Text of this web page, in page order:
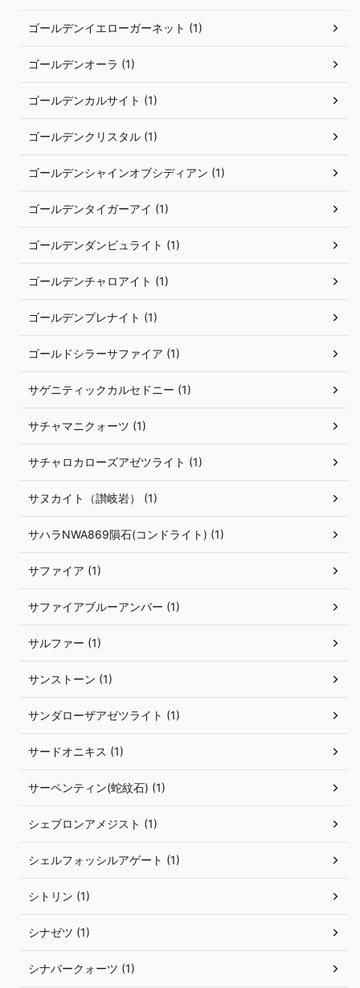
ゴールデンイエローガーネット (1)
ゴールデンオーラ (1)
ゴールデンカルサイト (1)
ゴールデンクリスタル (1)
ゴールデンシャインオブシディアン (1)
ゴールデンタイガーアイ (1)
ゴールデンダンビュライト (1)
ゴールデンチャロアイト (1)
ゴールデンプレナイト (1)
ゴールドシラーサファイア (1)
サゲニティックカルセドニー (1)
サチャマニクォーツ (1)
サチャロカローズアゼツライト (1)
サヌカイト（讃岐岩） (1)
サハラNWA869隕石(コンドライト) (1)
サファイア (1)
サファイアブルーアンバー (1)
サルファー (1)
サンストーン (1)
サンダローザアゼツライト (1)
サードオニキス (1)
サーペンティン(蛇紋石) (1)
シェブロンアメジスト (1)
シェルフォッシルアゲート (1)
シトリン (1)
シナゼツ (1)
シナバークォーツ (1)